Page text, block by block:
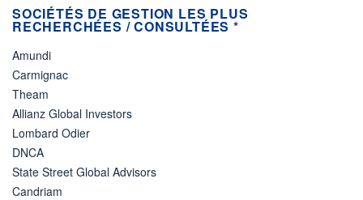
SOCIÉTÉS DE GESTION LES PLUS
RECHERCHÉES / CONSULTÉES *
Amundi
Carmignac
Theam
Allianz Global Investors
Lombard Odier
DNCA
State Street Global Advisors
Candriam